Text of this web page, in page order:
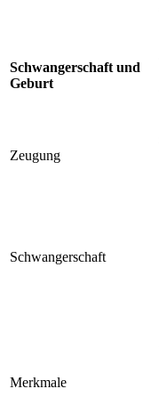
Schwangerschaft und
Geburt
Zeugung
Schwangerschaft
Merkmale